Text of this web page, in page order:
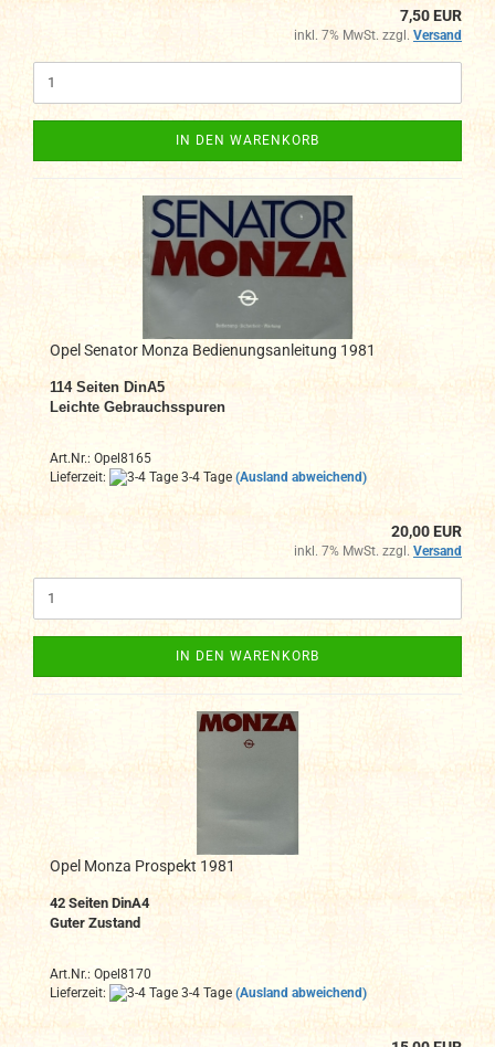
7,50 EUR
inkl. 7% MwSt. zzgl. Versand
IN DEN WARENKORB
Opel Senator Monza Bedienungsanleitung 1981
114 Seiten DinA5
Leichte Gebrauchsspuren
Art.Nr.: Opel8165
Lieferzeit:
3-4 Tage (Ausland abweichend)
20,00 EUR
inkl. 7% MwSt. zzgl. Versand
IN DEN WARENKORB
Opel Monza Prospekt 1981
42 Seiten DinA4
Guter Zustand
Art.Nr.: Opel8170
Lieferzeit:
3-4 Tage (Ausland abweichend)